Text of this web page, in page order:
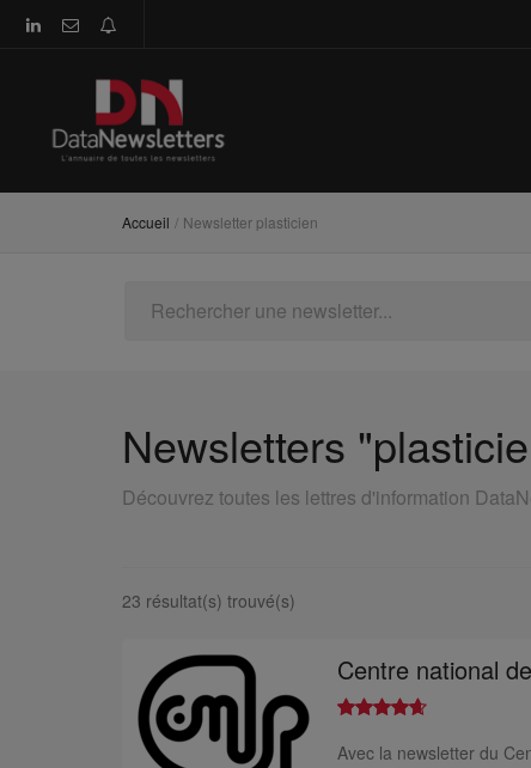
Accueil Newsletter plasticien
Newsletters
Découvrez toutes les lettres d'information
23 résultat(s) trouvé(s)
Centre national
Avec la newsletter du